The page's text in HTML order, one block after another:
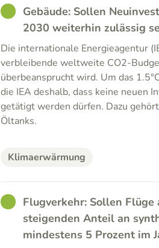
GOODGebäude: Sollen
2030 weiterhin zulässig
Die internationale Energieagentur
verbleibende weltweite CO2-
überbeansprucht wird. Um das
die IEA deshalb, dass keine neuen
getätigt werden dürfen. Dazu
Öltanks.
Klimaerwärmung
GOODFlugverkehr: Sollen
steigenden Anteil an
mindestens 5 Prozent im